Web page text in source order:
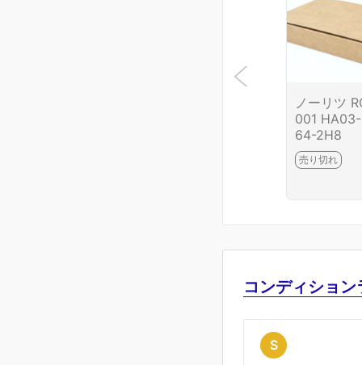
ノーリツ
001 HA03-
64-2H8
売り切れ
コンディション
S